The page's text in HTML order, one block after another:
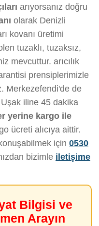
arıyorsanız doğru
olarak Denizli
kovanı üretimi
tuzaklı, tuzaksız,
mevcuttur. arıcılık
prensiplerimizle
Merkezefendi'de de
Uşak iline 45 dakika
yerine kargo ile
ücreti alıcıya aittir.
için 0530
bizimle iletişime
Bilgisi ve
Arayın